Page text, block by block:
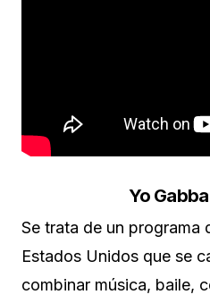
Yo
Se trata de un programa
Estados Unidos que se
combinar música, baile,